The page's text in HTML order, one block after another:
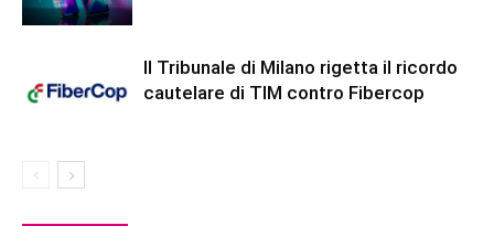
Il Tribunale di Milano rigetta il ricordo
cautelare di TIM contro Fibercop